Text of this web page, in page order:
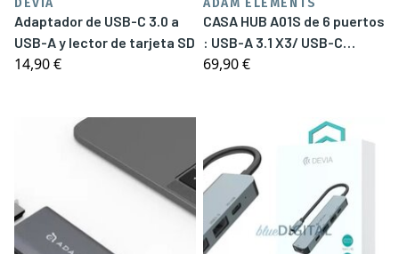
DEVIA
Adaptador de USB-C 3.0 a
USB-A y lector de tarjeta SD
14,90 €
ADAM ELEMENTS
CASA HUB A01S de 6 puertos
: USB-A 3.1 X3/ USB-C
3.1/HDMI/RJ45
69,90 €